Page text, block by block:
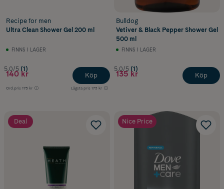
Recipe for men
Ultra Clean Shower Gel 200 ml
FINNS I LAGER
5.0/5 (1)
140 kr
Ord.pris 175 kr Lägsta pris 173 kr
Köp
Bulldog
Vetiver & Black Pepper Shower Gel
500 ml
FINNS I LAGER
5.0/5 (1)
135 kr Köp
Deal Nice Price